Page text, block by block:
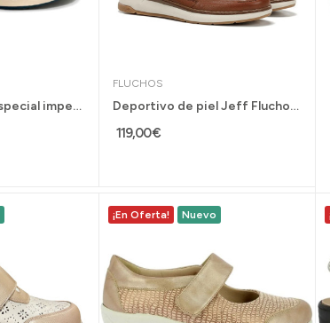
Zapatos ancho especial impermeables G Comfort...
FLUCHOS
Deportivo de piel Jeff Fluchos calce rápido con...
119,00 €
¡En Oferta! Nuevo